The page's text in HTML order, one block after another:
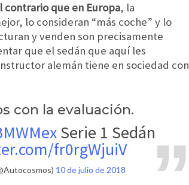
contrario que en Europa, la
lo consideran “más coche” y lo
y venden son precisamente
que el sedán que aquí les
alemán tiene en sociedad con
con la evaluación.
Serie 1 Sedán
fr0rgWjuiV
10 de julio de 2018